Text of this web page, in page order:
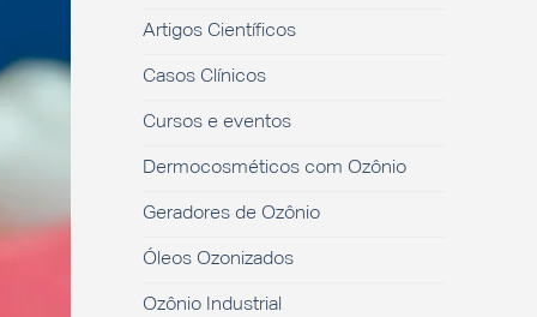
Artigos Científicos
Casos Clínicos
Cursos e eventos
Dermocosméticos com Ozônio
Geradores de Ozônio
Óleos Ozonizados
Ozônio Industrial